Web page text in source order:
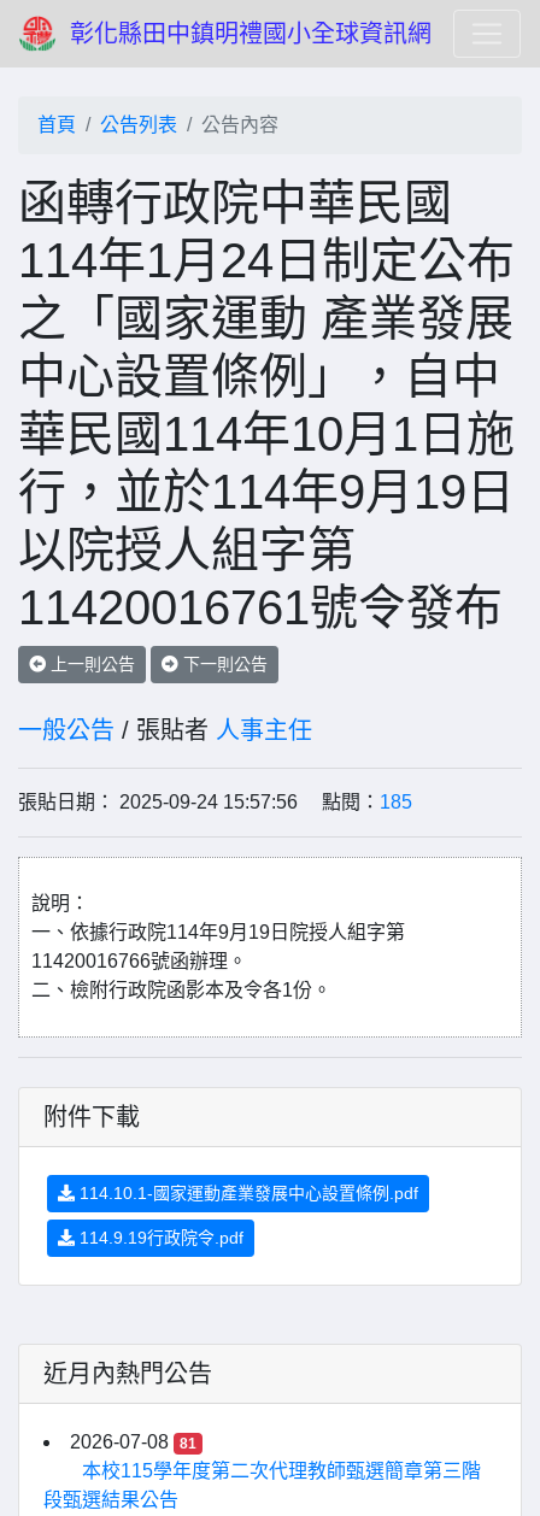
彰化縣田中鎮明禮國小全球資訊網
首頁 公告列表 公告內容
函轉行政院中華民國
114年1月24日制定公布
之「國家運動 產業發展
中心設置條例」，自中
華民國114年10月1日施
行，並於114年9月19日
以院授人組字第
11420016761號令發布
上一則公告 下一則公告
一般公告 / 張貼者 人事主任
張貼日期： 2025-09-24 15:57:56 點閱： 185
說明：
一、依據行政院114年9月19日院授人組字第
11420016766號函辦理。
二、檢附行政院函影本及令各1份。
附件下載
114.10.1-國家運動產業發展中心設置條例.pdf
114.9.19行政院令.pdf
近月內熱門公告
2026-07-08 81
本校115學年度第二次代理教師甄選簡章第三階
段甄選結果公告